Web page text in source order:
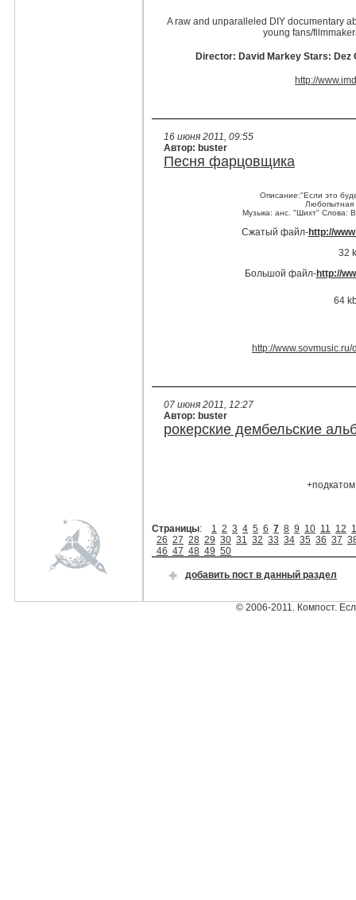
A raw and unparalleled DIY documentary
young fans/
Director: David Markey Stars: Dez
http://
16 июня 2011, 09:55
Автор: buster
Песня фарцовщика
Описание:"Если это
Любопытная
Музыка: анс. "Шихт" Слова:
Cжатый файл-http://
32
Большой файл-http://
64
http://
07 июня 2011, 12:27
Автор: buster
рокерские дембельские
Страницы: 1 2 3 4 5 6 7 8 9 10 11 12
26 27 28 29 30 31 32 33 34 35 36 37
46 47 48 49 50
добавить пост в данный раздел
© 2006-2011. Компост.